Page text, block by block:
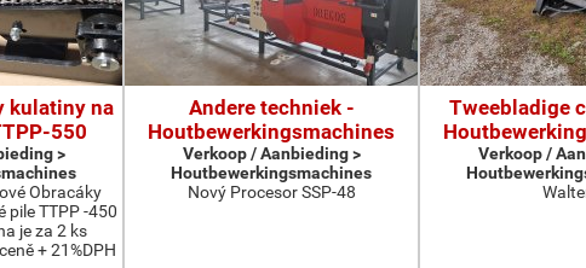
kulatiny na
550
>
Obracáky
pile TTPP -450
je za 2 ks
+ 21%DPH
Andere techniek -
Houtbewerkingsmachines
Verkoop / Aanbieding >
Houtbewerkingsmachines
Nový Procesor SSP-48
Tweebladige
Verkoop /